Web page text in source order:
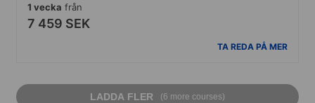
1 vecka från
7 459 SEK
TA REDA PÅ MER
LADDA FLER (6 more courses)